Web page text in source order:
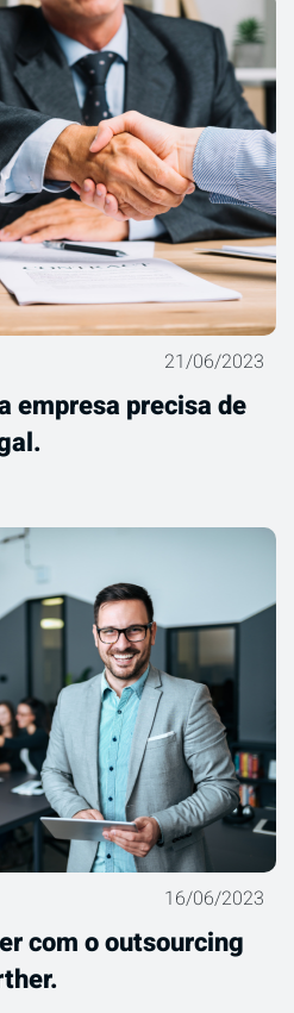
21/06/2023
empresa precisa de
16/06/2023
com o outsourcing